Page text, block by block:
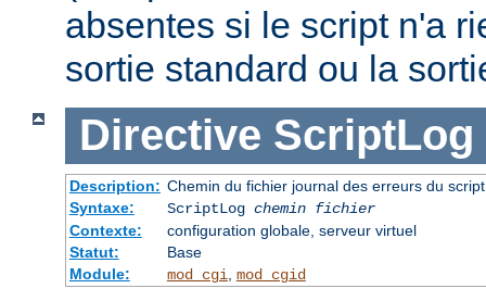
absentes si le script n'a
sortie standard ou la
Directive ScriptLog
Description: Chemin du fichier journal des erreurs du
Syntaxe:
ScriptLog chemin fichier
Contexte:
configuration globale, serveur virtuel
Statut:
Base
Module:
mod_cgi mod_cgid